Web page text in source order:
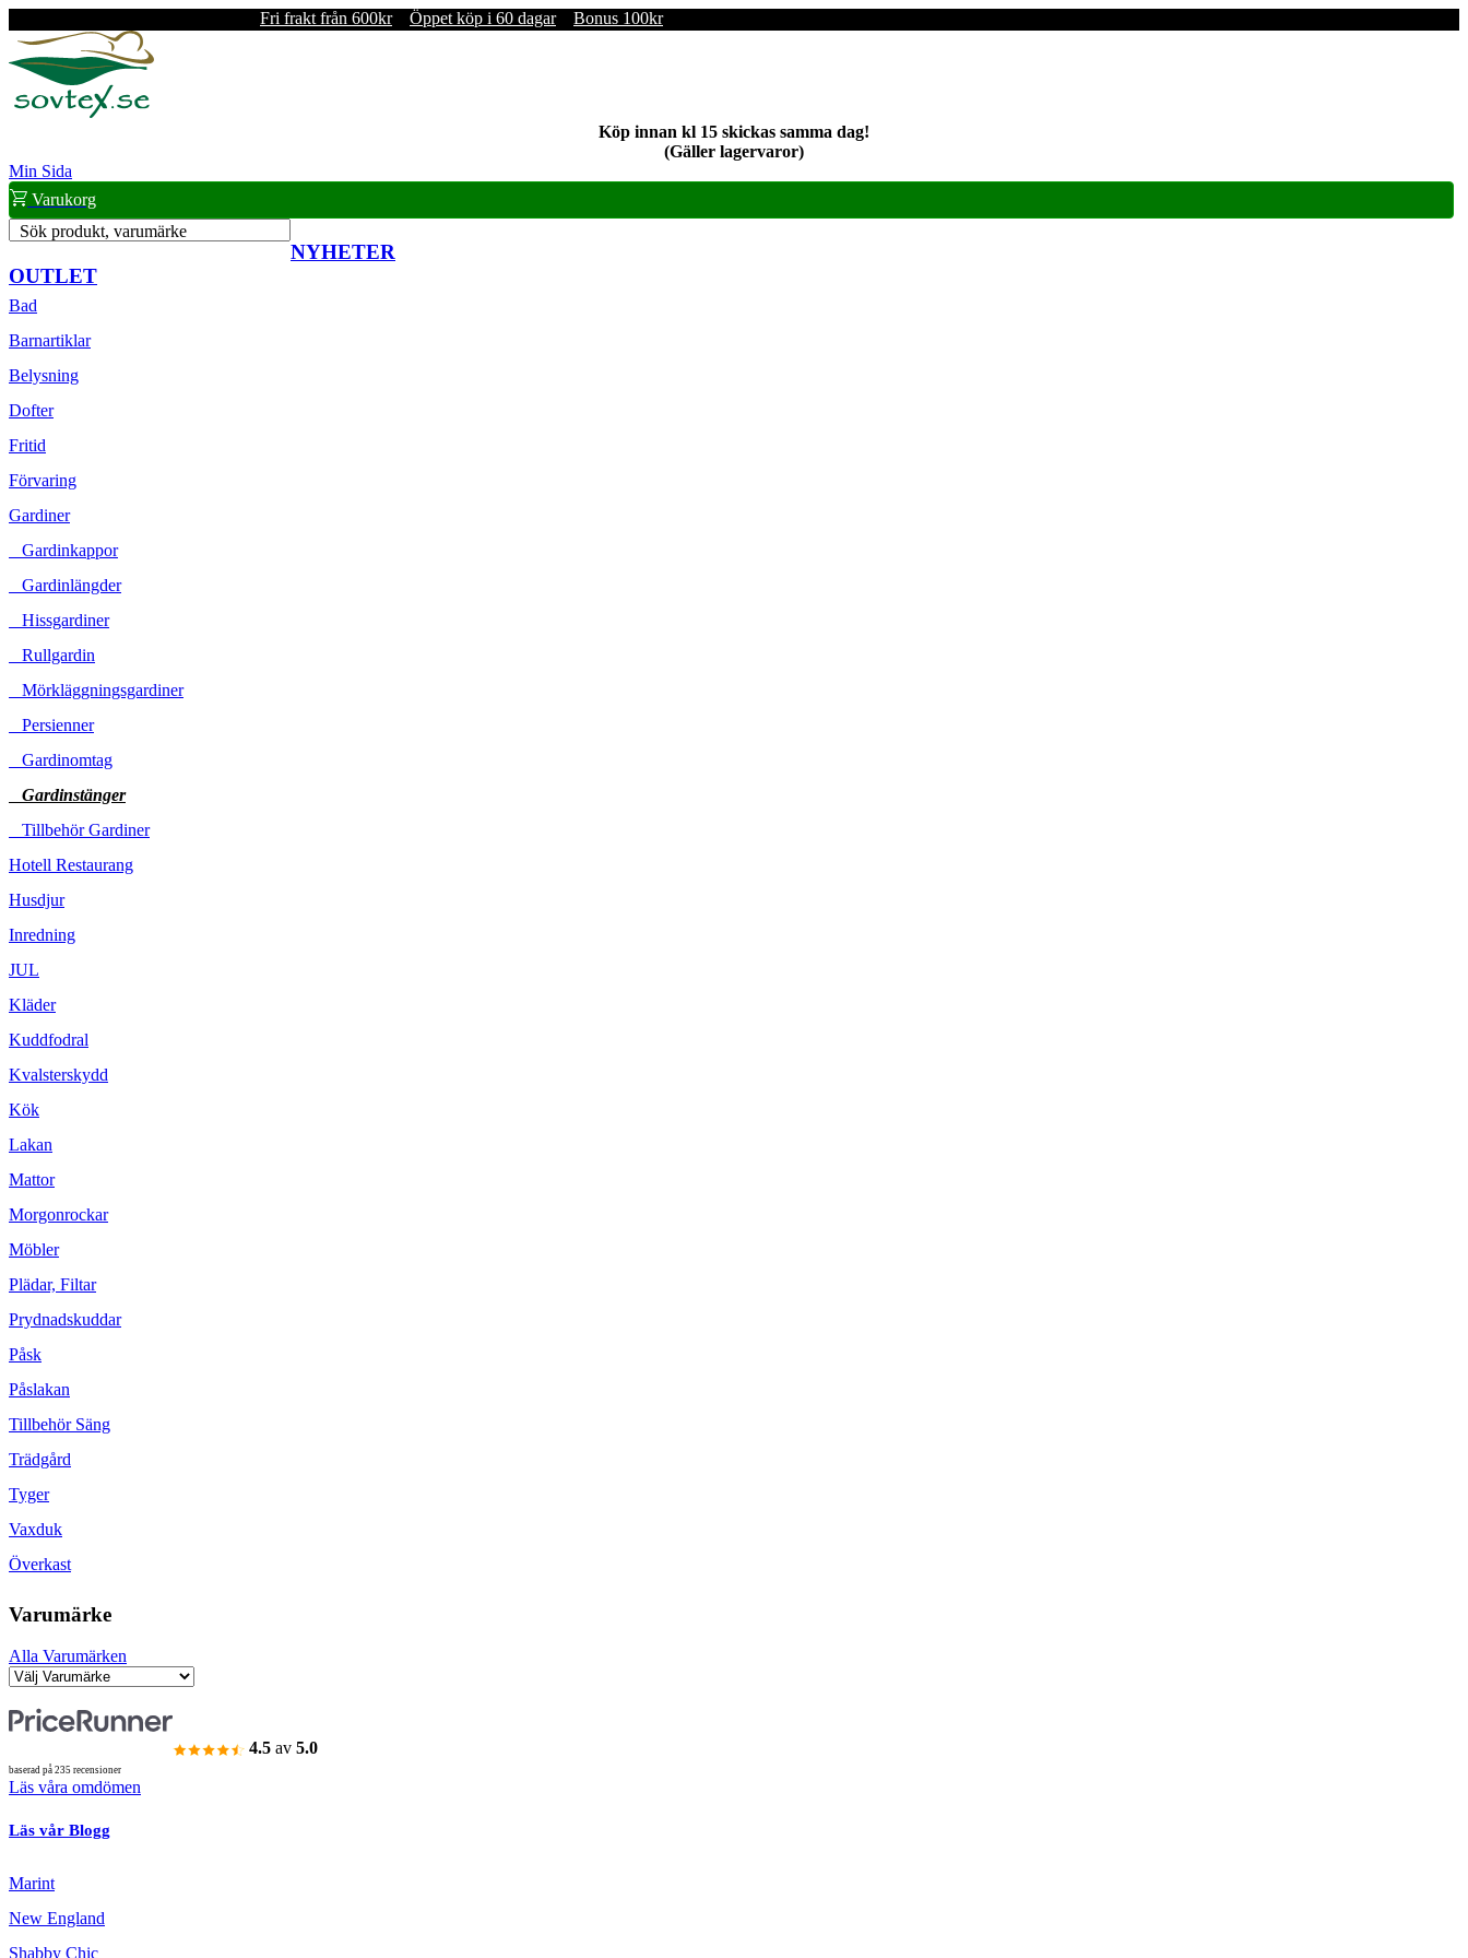
Fri frakt från 600kr Öppet köp i 60 dagar Bonus 100kr
Köp innan kl 15 skickas samma dag!
(Gäller lagervaror)
Min Sida
Varukorg
Sök produkt, varumärke
NYHETER
OUTLET
Bad
Barnartiklar
Belysning
Dofter
Fritid
Förvaring
Gardiner
Gardinkappor
Gardinlängder
Hissgardiner
Rullgardin
Mörkläggningsgardiner
Persienner
Gardinomtag
Gardinstänger
Tillbehör Gardiner
Hotell Restaurang
Husdjur
Inredning
JUL
Kläder
Kuddfodral
Kvalsterskydd
Kök
Lakan
Mattor
Morgonrockar
Möbler
Plädar, Filtar
Prydnadskuddar
Påsk
Påslakan
Tillbehör Säng
Trädgård
Tyger
Vaxduk
Överkast
Varumärke
Alla Varumärken
4.5 av 5.0
baserad på 235 recensioner
Läs våra omdömen
Läs vår Blogg
Marint
New England
Shabby Chic